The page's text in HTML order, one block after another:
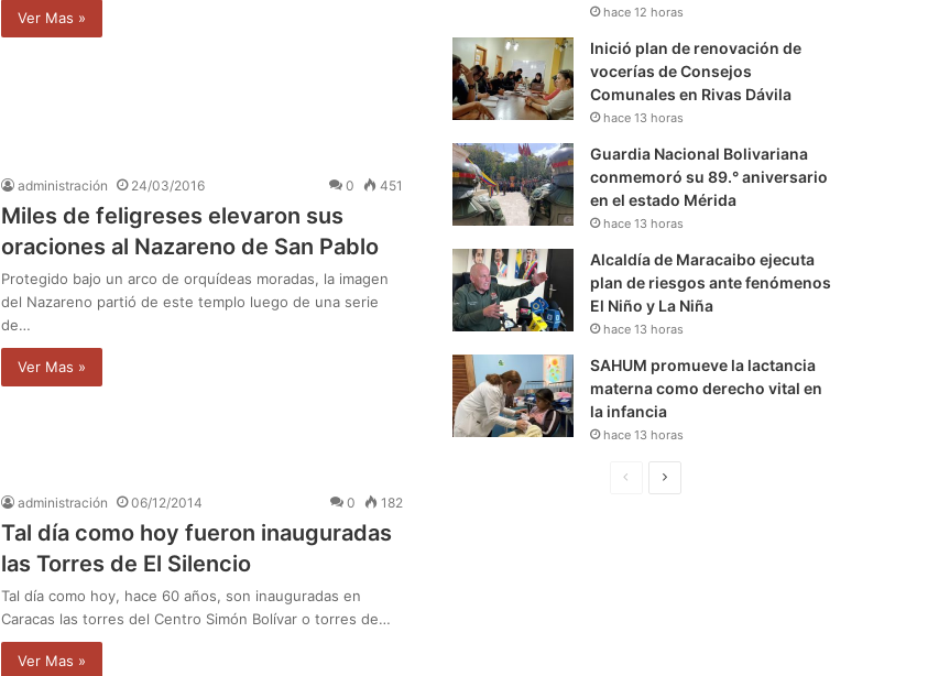
Ver Mas »
administración 24/03/2016 0 451
Miles de feligreses elevaron sus
oraciones al Nazareno de San Pablo
Protegido bajo un arco de orquídeas moradas, la imagen
del Nazareno partió de este templo luego de una serie
de…
Ver Mas »
administración 06/12/2014 0 182
Tal día como hoy fueron inauguradas
las Torres de El Silencio
Tal día como hoy, hace 60 años, son inauguradas en
Caracas las torres del Centro Simón Bolívar o torres de…
Ver Mas »
hace 12 horas
Inició plan de renovación de
vocerías de Consejos
Comunales en Rivas Dávila
hace 13 horas
Guardia Nacional Bolivariana
conmemoró su 89.° aniversario
en el estado Mérida
hace 13 horas
Alcaldía de Maracaibo ejecuta
plan de riesgos ante fenómenos
El Niño y La Niña
hace 13 horas
SAHUM promueve la lactancia
materna como derecho vital en
la infancia
hace 13 horas
S